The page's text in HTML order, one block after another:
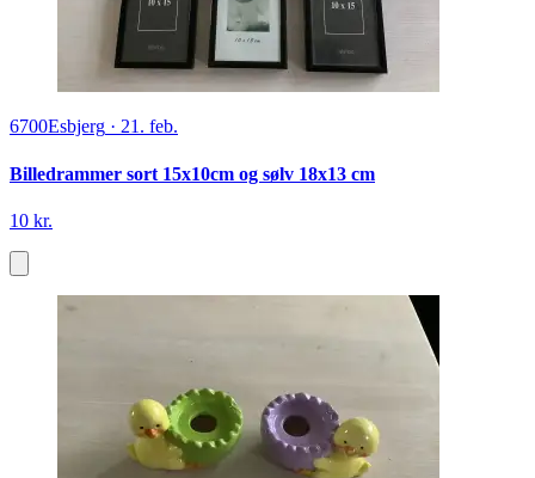
6700Esbjerg · 21. feb.
Billedrammer sort 15x10cm og sølv 18x13 cm
10 kr.